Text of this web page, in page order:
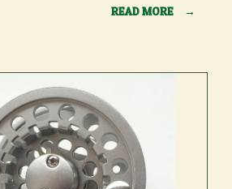
READ MORE →